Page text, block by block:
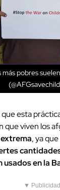
más pobres
esta
que viven los
, ya que
en la
▼ Publicidad